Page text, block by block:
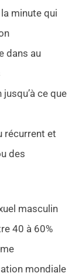
minute qui
dans au
ce que
récurrent et
des
masculin
40 à 60%
mondiale